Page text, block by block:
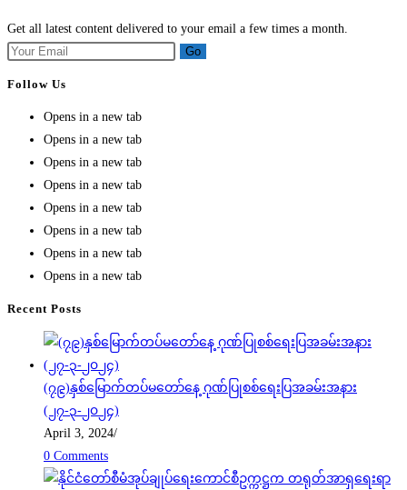
Get all latest content delivered to your email a few times a month.
Go
Follow Us
Opens in a new tab
Opens in a new tab
Opens in a new tab
Opens in a new tab
Opens in a new tab
Opens in a new tab
Opens in a new tab
Opens in a new tab
Recent Posts
(၇၉)နှစ်မြောက်တပ်မတော်နေ့ ဂုဏ်ပြုစစ်ရေးပြအခမ်းအနား
(၂၇-၃-၂၀၂၄)
April 3, 2024/
0 Comments